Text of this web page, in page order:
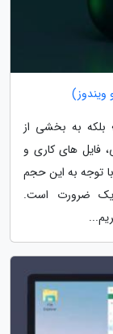
ویندوز)
بلکه به بخشی از
فایل های کاری و
توجه به این حجم
یک ضرورت است.